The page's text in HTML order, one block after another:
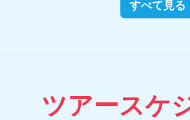
すべて見る
ツアースケ